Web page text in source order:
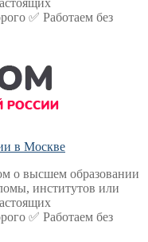
✅ Работаем без
в Москве
о высшем образовании
институтов или
✅ Работаем без